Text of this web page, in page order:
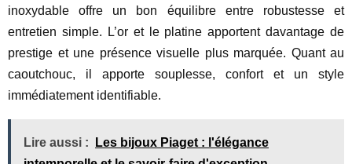
inoxydable offre un bon équilibre entre robustesse et
entretien simple. L’or et le platine apportent davantage de
prestige et une présence visuelle plus marquée. Quant au
caoutchouc, il apporte souplesse, confort et un style
immédiatement identifiable.
Lire aussi :
Les bijoux Piaget : l'élégance